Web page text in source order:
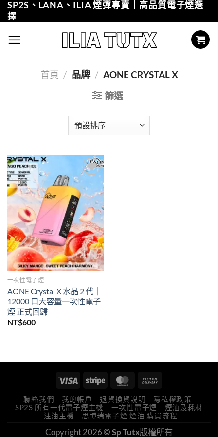
Skip
to
content
SP2S、LANA、ILIA 煙彈專賣｜高品質電子煙選
擇
首頁 / 品牌 / AONE CRYSTAL X
篩選
Add to
wishlist
一次性電子煙
AONE Crystal X 水晶 2 代｜
12000 口大容量一次性電子
煙 正式回歸
NT$600
聯絡我們 我的帳戶 退貨換貨説明
隱私權政策
SP2S 所有一代電子煙主機
一次性電子煙
煙油及耗材
注油主機
思博瑞電子煙 煙油 購買流程
Copyright 2026 ©Sp Tutx版權所有